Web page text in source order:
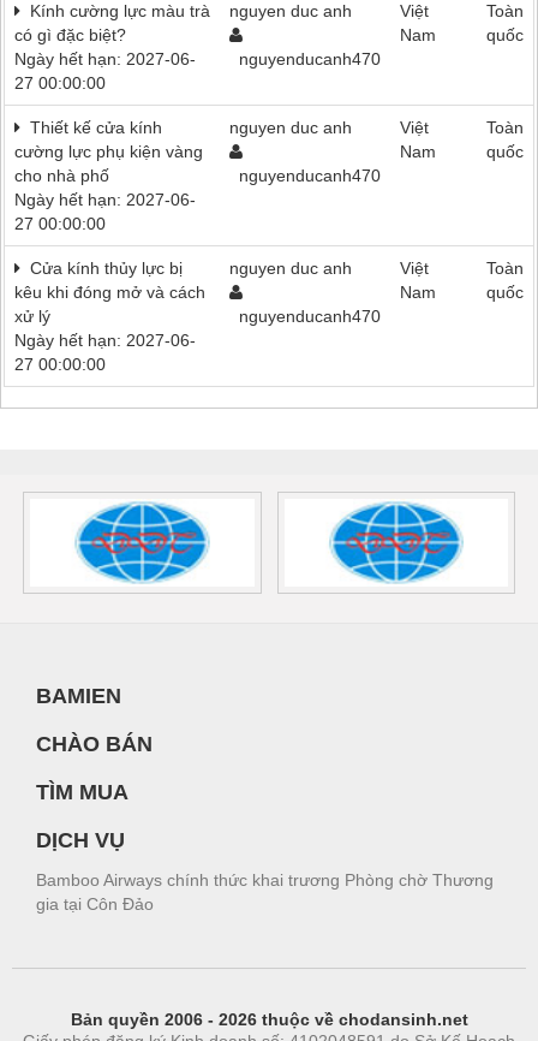
Kính cường lực màu trà
có gì đặc biệt?
Ngày hết hạn: 2027-06-
27 00:00:00
nguyen duc anh
nguyenducanh470
Việt
Nam
Toàn
quốc
Thiết kế cửa kính
cường lực phụ kiện vàng
cho nhà phố
Ngày hết hạn: 2027-06-
27 00:00:00
nguyen duc anh
nguyenducanh470
Việt
Nam
Toàn
quốc
Cửa kính thủy lực bị
kêu khi đóng mở và cách
xử lý
Ngày hết hạn: 2027-06-
27 00:00:00
nguyen duc anh
nguyenducanh470
Việt
Nam
Toàn
quốc
BAMIEN
CHÀO BÁN
TÌM MUA
DỊCH VỤ
Bamboo Airways chính thức khai trương Phòng chờ Thương
gia tại Côn Đảo
Bản quyền 2006 - 2026 thuộc về chodansinh.net